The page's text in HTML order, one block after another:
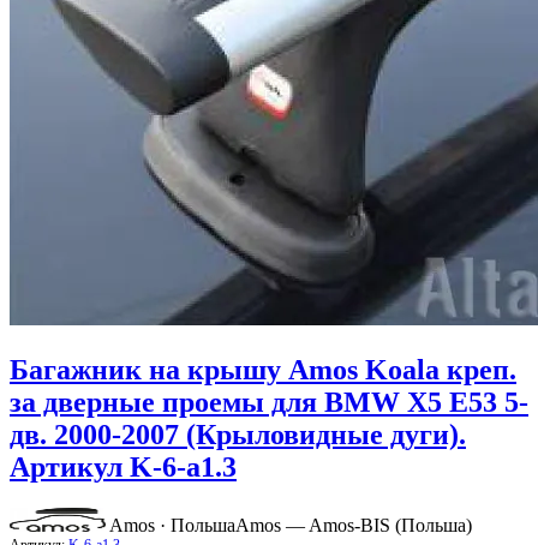
Багажник на крышу Amos Koala креп.
за дверные проемы для BMW X5 E53 5-
дв. 2000-2007 (Крыловидные дуги).
Артикул K-6-a1.3
Amos · ПольшаAmos — Amos-BIS (Польша)